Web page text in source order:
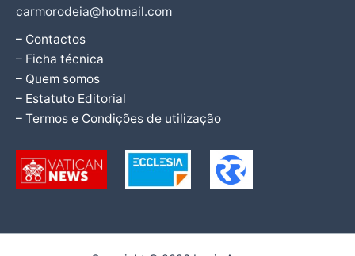
carmorodeia@hotmail.com
– Contactos
– Ficha técnica
– Quem somos
– Estatuto Editorial
– Termos e Condições de utilização